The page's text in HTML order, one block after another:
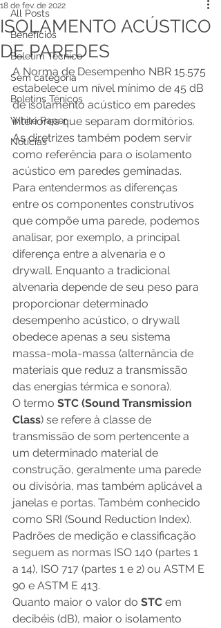
All Posts
Benefícios
Boletim Técnico
Sem categoria
Boletins Ténicos
White Paper
Notícias
ISOLAMENTO ACÚSTICO
DE PAREDES
18 de fev. de 2022
A Norma de Desempenho NBR 15.575
estabelece um nível mínimo de 45 dB
de isolamento acústico em paredes
interiores que separam dormitórios.
As diretrizes também podem servir
como referência para o isolamento
acústico em paredes geminadas.
Para entendermos as diferenças
entre os componentes construtivos
que compõe uma parede, podemos
analisar, por exemplo, a principal
diferença entre a alvenaria e o
drywall. Enquanto a tradicional
alvenaria depende de seu peso para
proporcionar determinado
desempenho acústico, o drywall
obedece apenas a seu sistema
massa-mola-massa (alternância de
materiais que reduz a transmissão
das energias térmica e sonora).
O termo STC (Sound Transmission
Class) se refere à classe de
transmissão de som pertencente a
um determinado material de
construção, geralmente uma parede
ou divisória, mas também aplicável a
janelas e portas. Também conhecido
como SRI (Sound Reduction Index).
Padrões de medição e classificação
seguem as normas ISO 140 (partes 1
a 14), ISO 717 (partes 1 e 2) ou ASTM E
90 e ASTM E 413.
Quanto maior o valor do STC em
decibéis (dB), maior o isolamento